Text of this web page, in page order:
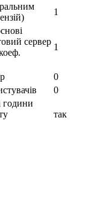
1
сервер
1
0
0
години
так